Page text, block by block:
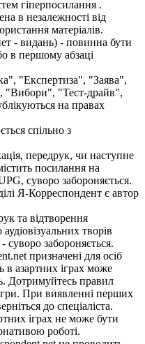
гіперпосилання .
в незалежності від
матеріалів.
- видань) - повинна бути
в першому абзаці
"Експертиза", "Заява",
"Вибори", "Тест-драйв",
на правах
спільно з
передрук, чи наступне
посилання на
суворо забороняється.
Я-Корреспондент є автор
та відтворення
творів
суворо забороняється.
призначені для осіб
в азартних іграх може
Дотримуйтесь правил
гри. При виявленні перших
до спеціаліста.
іграх не може бути
роботі.